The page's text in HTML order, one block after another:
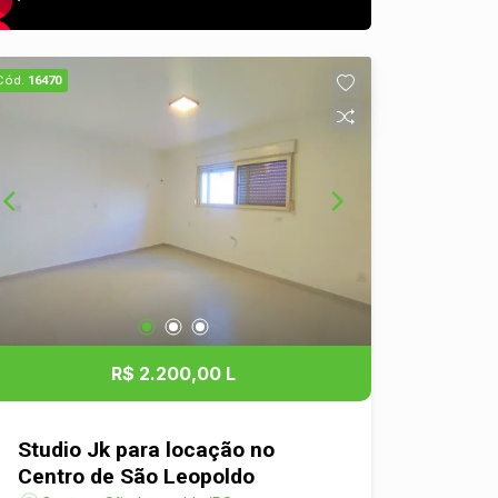
16470
R$ 2.200,00 L
Studio Jk para locação no
Centro de São Leopoldo